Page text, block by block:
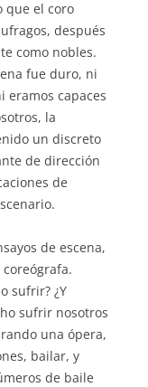
que el coro
después
como nobles.
fue duro, ni
eramos capaces
la
un discreto
de dirección
de
de escena,
sufrir? ¿Y
sufrir nosotros
una ópera,
bailar, y
de baile